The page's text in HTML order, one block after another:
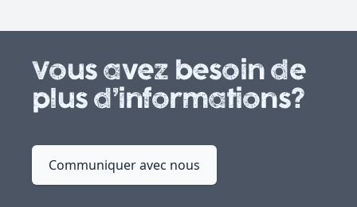
Vous avez besoin de
plus d’informations?
Communiquer avec nous